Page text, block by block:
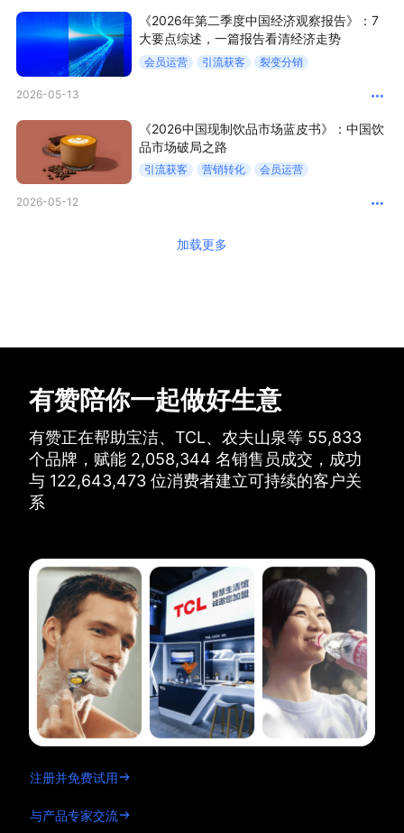
《2026年第二季度中国经济观察报告》：7
大要点综述，一篇报告看清经济走势
会员运营 引流获客 裂变分销
2026-05-13
《2026中国现制饮品市场蓝皮书》：中国饮
品市场破局之路
引流获客 营销转化 会员运营
2026-05-12
加载更多
有赞陪你一起做好生意
有赞正在帮助宝洁、TCL、农夫山泉等 55,833
个品牌， 赋能 2,058,344 名销售员成交， 成功
与 122,643,473 位消费者建立可持续的客户关
系
注册并免费试用
与产品专家交流